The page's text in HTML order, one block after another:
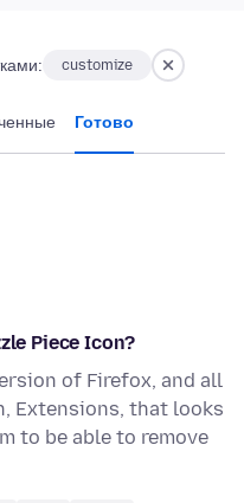
customize
Готово
Piece Icon?
of Firefox, and all
Extensions, that looks
to be able to remove